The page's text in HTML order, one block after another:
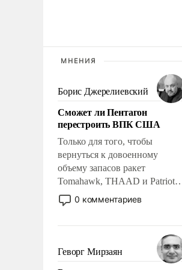
МНЕНИЯ
Борис Джерелиевский
Сможет ли Пентагон
перестроить ВПК США
Только для того, чтобы
вернуться к довоенному
объему запасов ракет
Tomahawk, THAAD и Patriot
США потребуется более трех
лет. Даже небольшая война с
Сложившаяся ситуация
означает многолетний период
0 комментариев
Геворг Мирзаян